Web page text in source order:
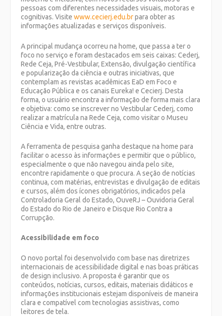
pessoas com diferentes necessidades visuais, motoras e
cognitivas. Visitewww.cecierj.edu.brpara obter as
informações atualizadas e serviços disponíveis.
A principal mudança ocorreu na home, que passa a ter o
foco no serviço e foram destacados em seis caixas: Cederj,
Rede Ceja, Pré-Vestibular, Extensão, divulgação científica
e popularização da ciência e outras iniciativas, que
contemplam as revistas acadêmicas EaD em Foco e
Educação Pública e os canais Eureka! e Cecierj. Desta
forma, o usuário encontra a informação de forma mais clara
e objetiva: como se inscrever no Vestibular Cederj, como
realizar a matrícula na Rede Ceja, como visitar o Museu
Ciência e Vida, entre outras.
A ferramenta de pesquisa ganha destaque na home para
facilitar o acesso às informações e permitir que o público,
especialmente o que não navegou ainda pelo site,
encontre rapidamente o que procura. A seção de notícias
continua, com matérias, entrevistas e divulgação de editais
e cursos, além dos ícones obrigatórios, indicados pela
Controladoria Geral do Estado, OuveRJ – Ouvidoria Geral
do Estado do Rio de Janeiro e Disque Rio Contra a
Corrupção.
Acessibilidade em foco
O novo portal foi desenvolvido com base nas diretrizes
internacionais de acessibilidade digital e nas boas práticas
de design inclusivo. A proposta é garantir que os
conteúdos, notícias, cursos, editais, materiais didáticos e
informações institucionais estejam disponíveis de maneira
clara e compatível com tecnologias assistivas, como
leitores de tela.